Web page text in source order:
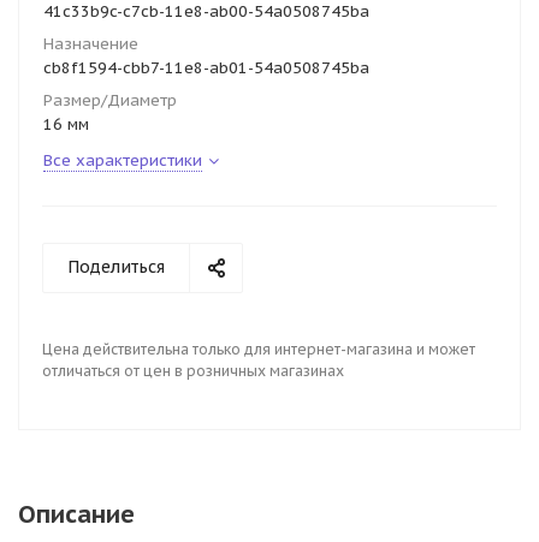
41c33b9c-c7cb-11e8-ab00-54a0508745ba
Назначение
cb8f1594-cbb7-11e8-ab01-54a0508745ba
Размер/Диаметр
16 мм
Все характеристики
Поделиться
Цена действительна только для интернет-магазина и может
отличаться от цен в розничных магазинах
Описание